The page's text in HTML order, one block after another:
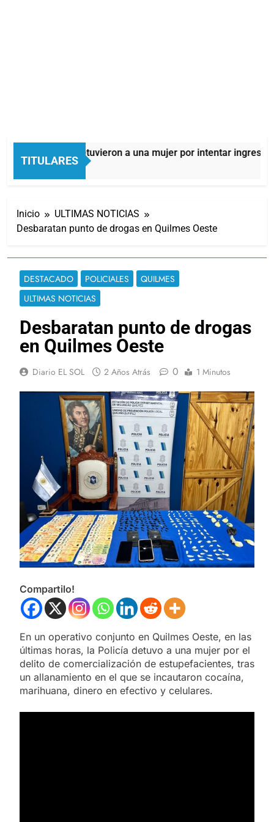
TITULARES
Quilmes: detuvieron a una mujer por intentar ingresar
11 Horas Atrás
Inicio
ULTIMAS NOTICIAS
Desbaratan punto de drogas en Quilmes Oeste
DESTACADO POLICIALES
QUILMES
ULTIMAS NOTICIAS
Desbaratan punto de drogas
en Quilmes Oeste
Diario EL SOL 2 Años Atrás 0 1 Minutos
Compartilo!
En un operativo conjunto en Quilmes Oeste, en las
últimas horas, la Policía detuvo a una mujer por el
delito de comercialización de estupefacientes, tras
un allanamiento en el que se incautaron cocaína,
marihuana, dinero en efectivo y celulares.